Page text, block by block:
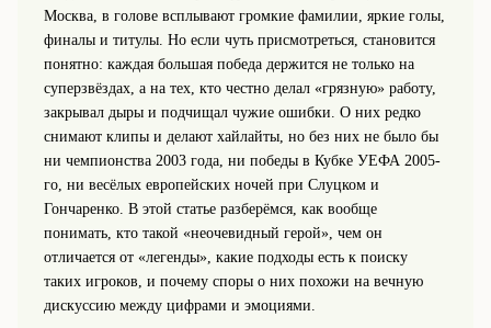
Москва, в голове всплывают громкие фамилии, яркие голы,
финалы и титулы. Но если чуть присмотреться, становится
понятно: каждая большая победа держится не только на
суперзвёздах, а на тех, кто честно делал «грязную» работу,
закрывал дыры и подчищал чужие ошибки. О них редко
снимают клипы и делают хайлайты, но без них не было бы
ни чемпионства 2003 года, ни победы в Кубке УЕФА 2005-
го, ни весёлых европейских ночей при Слуцком и
Гончаренко. В этой статье разберёмся, как вообще
понимать, кто такой «неочевидный герой», чем он
отличается от «легенды», какие подходы есть к поиску
таких игроков, и почему споры о них похожи на вечную
дискуссию между цифрами и эмоциями.